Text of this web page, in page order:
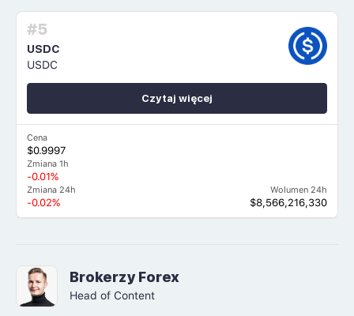
#5
USDC
USDC
Cena
$0.9997
Zmiana 1h
-0.01%
Zmiana 24h
-0.02%
Wolumen 24h
$8,566,216,330
Czytaj więcej
Brokerzy Forex
Head of Content